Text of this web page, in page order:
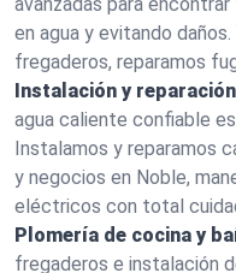
en agua y evitando
fregaderos, reparamos
Instalación y
agua caliente confiable
Instalamos y reparamos
y negocios en Noble,
eléctricos con total
Plomería de cocina y
fregaderos e instalación